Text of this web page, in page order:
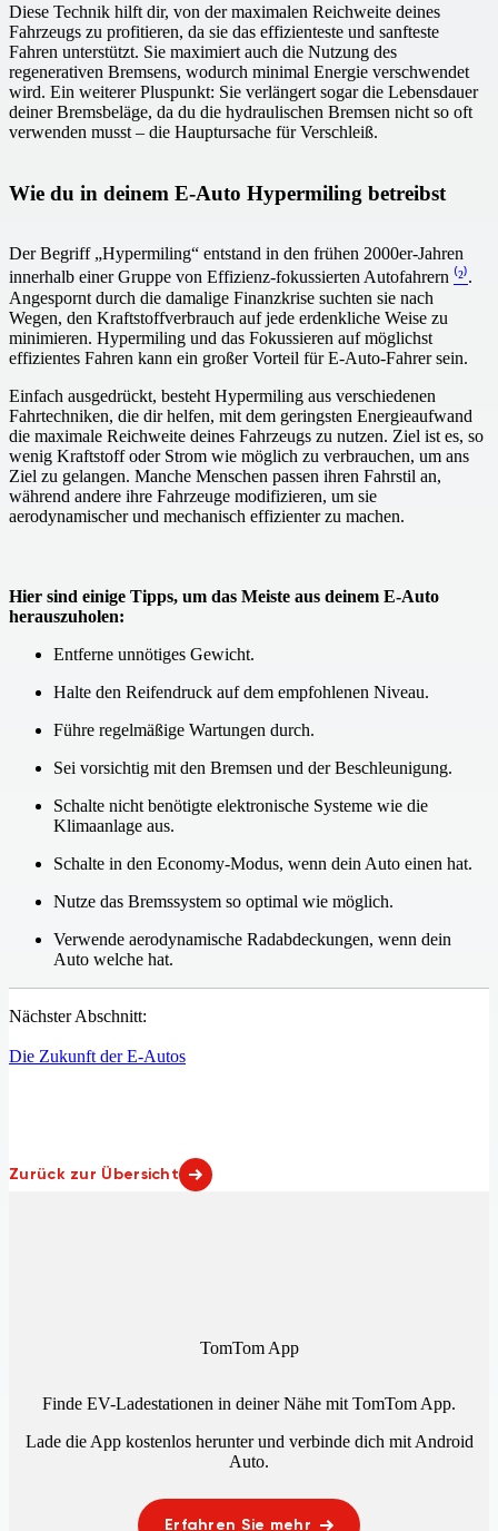
Diese Technik hilft dir, von der maximalen Reichweite deines
Fahrzeugs zu profitieren, da sie das effizienteste und sanfteste
Fahren unterstützt. Sie maximiert auch die Nutzung des
regenerativen Bremsens, wodurch minimal Energie verschwendet
wird. Ein weiterer Pluspunkt: Sie verlängert sogar die Lebensdauer
deiner Bremsbeläge, da du die hydraulischen Bremsen nicht so oft
verwenden musst – die Hauptursache für Verschleiß.
Wie du in deinem E-Auto Hypermiling betreibst
Der Begriff „Hypermiling“ entstand in den frühen 2000er-Jahren
innerhalb einer Gruppe von Effizienz-fokussierten Autofahrern ⁽²⁾.
Angespornt durch die damalige Finanzkrise suchten sie nach
Wegen, den Kraftstoffverbrauch auf jede erdenkliche Weise zu
minimieren. Hypermiling und das Fokussieren auf möglichst
effizientes Fahren kann ein großer Vorteil für E-Auto-Fahrer sein.
Einfach ausgedrückt, besteht Hypermiling aus verschiedenen
Fahrtechniken, die dir helfen, mit dem geringsten Energieaufwand
die maximale Reichweite deines Fahrzeugs zu nutzen. Ziel ist es, so
wenig Kraftstoff oder Strom wie möglich zu verbrauchen, um ans
Ziel zu gelangen. Manche Menschen passen ihren Fahrstil an,
während andere ihre Fahrzeuge modifizieren, um sie
aerodynamischer und mechanisch effizienter zu machen.
Hier sind einige Tipps, um das Meiste aus deinem E-Auto
herauszuholen:
Entferne unnötiges Gewicht.
Halte den Reifendruck auf dem empfohlenen Niveau.
Führe regelmäßige Wartungen durch.
Sei vorsichtig mit den Bremsen und der Beschleunigung.
Schalte nicht benötigte elektronische Systeme wie die
Klimaanlage aus.
Schalte in den Economy-Modus, wenn dein Auto einen hat.
Nutze das Bremssystem so optimal wie möglich.
Verwende aerodynamische Radabdeckungen, wenn dein
Auto welche hat.
Zurück zur Übersicht
Nächster Abschnitt:
Die Zukunft der E-Autos
TomTom App
Finde EV-Ladestationen in deiner Nähe mit TomTom App.
Lade die App kostenlos herunter und verbinde dich mitAndroid
Auto.
Erfahren Sie mehr